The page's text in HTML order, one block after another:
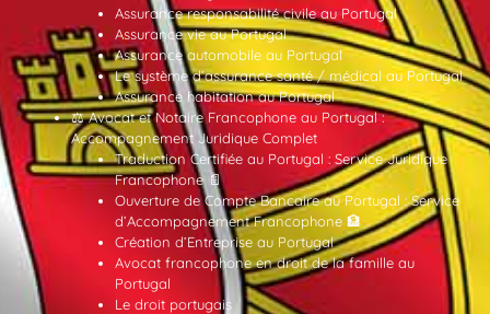
Assurance responsabilité civile au Portugal
Assurance vie au Portugal
Assurance automobile au Portugal
Le système d’assurance santé / médical au Portugal
Assurance habitation au Portugal
⚖️ Avocat et Notaire Francophone au Portugal :
Accompagnement Juridique Complet
Traduction Certifiée au Portugal : Service Juridique
Francophone 📄
Ouverture de Compte Bancaire au Portugal : Service
d’Accompagnement Francophone 🏦
Création d’Entreprise au Portugal
Avocat francophone en droit de la famille au
Portugal
Le droit portugais